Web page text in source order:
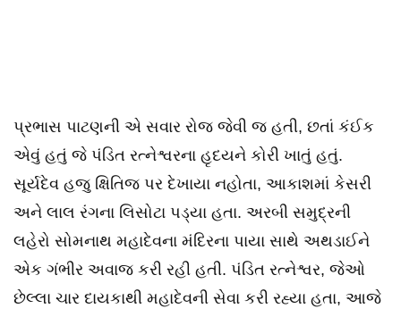
પ્રભાસ પાટણની એ સવાર રોજ જેવી જ હતી, છતાં કંઈક
એવું હતું જે પંડિત રત્નેશ્વરના હૃદયને કોરી ખાતું હતું.
સૂર્યદેવ હજુ ક્ષિતિજ પર દેખાયા નહોતા, આકાશમાં કેસરી
અને લાલ રંગના લિસોટા પડ્યા હતા. અરબી સમુદ્રની
લહેરો સોમનાથ મહાદેવના મંદિરના પાયા સાથે અથડાઈને
એક ગંભીર અવાજ કરી રહી હતી. પંડિત રત્નેશ્વર, જેઓ
છેલ્લા ચાર દાયકાથી મહાદેવની સેવા કરી રહ્યા હતા, આજે